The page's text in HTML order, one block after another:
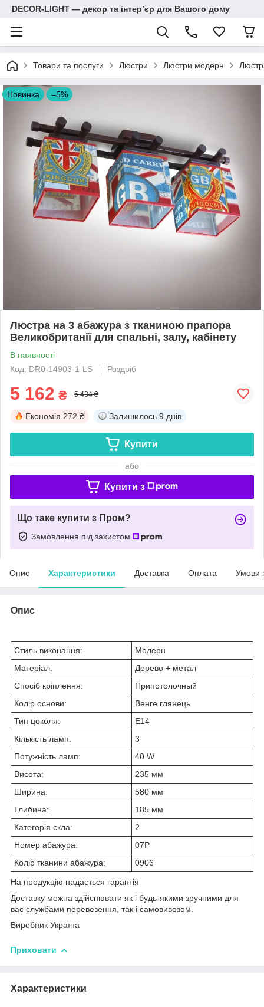
DECOR-LIGHT — декор та інтерʼєр для Вашого дому
Товари та послуги Люстри Люстри модерн
Новинка –5%
Люстра на 3 абажура з тканиною прапора
Великобританії для спальні, залу, кабінету
В наявності
Код: DR0-14903-1-LS
Роздріб
5 162 ₴ 5 434 ₴
Економія 272 ₴ Залишилось 9 днів
Купити
або
Купити з
Що таке купити з Пром?
Замовлення під захистом
Опис Характеристики Доставка Оплата Умови
Опис
Стиль виконання:
Модерн
Матеріал:
Дерево + метал
Спосіб кріплення:
Припотолочный
Колір основи:
Венге глянець
Тип цоколя:
E14
Кількість ламп:
3
Потужність ламп:
40 W
Висота:
235 мм
Ширина:
580 мм
Глибина:
185 мм
Категорія скла:
2
Номер абажура:
07P
Колір тканини абажура:
0906
На продукцію надається гарантія
Доставку можна здійснювати як і будь-якими зручними для
вас службами перевезення, так і самовивозом.
Виробник Україна
Приховати
Характеристики